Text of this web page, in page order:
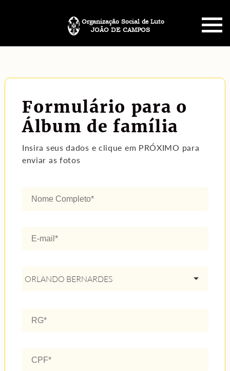
JOÃO DE CAMPOS
Organização Social de Luto
PLANO FUNERÁRIO
NECROLOGIA
MENSAGENS
Formulário para o
Álbum de família
Insira seus dados e clique em PRÓXIMO para
enviar as fotos
ORLANDO BERNARDES